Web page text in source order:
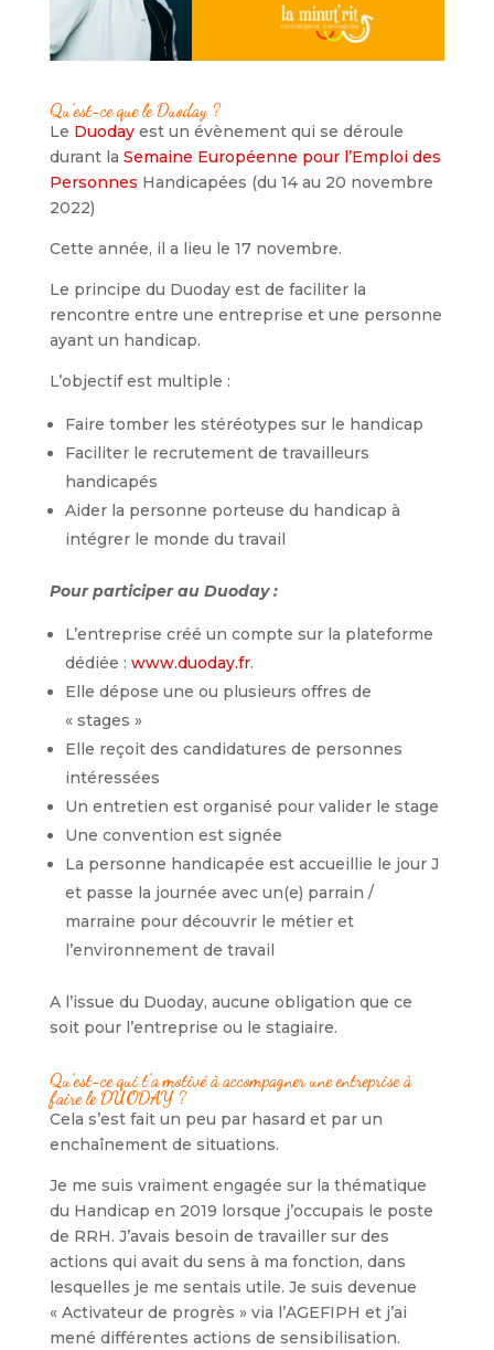
Qu’est-ce que le Duoday ?
Le Duodayest un évènement qui se déroule
durant la Semaine Européenne pour l’Emploi des
Personnes Handicapées (du 14 au 20 novembre
2022)
Cette année, il a lieu le 17 novembre.
Le principe du Duoday est de faciliter la
rencontre entre une entreprise et une personne
ayant un handicap.
L’objectif est multiple :
Faire tomber les stéréotypes sur le handicap
Faciliter le recrutement de travailleurs
handicapés
Aider la personne porteuse du handicap à
intégrer le monde du travail
Pour participer au Duoday :
L’entreprise créé un compte sur la plateforme
dédiée : www.duoday.fr.
Elle dépose une ou plusieurs offres de
« stages »
Elle reçoit des candidatures de personnes
intéressées
Un entretien est organisé pour valider le stage
Une convention est signée
La personne handicapée est accueillie le jour J
et passe la journée avec un(e) parrain /
marraine pour découvrir le métier et
l’environnement de travail
A l’issue du Duoday, aucune obligation que ce
soit pour l’entreprise ou le stagiaire.
Qu’est-ce qui t’a motivé à accompagner une entreprise à
faire le DUODAY ?
Cela s’est fait un peu par hasard et par un
enchaînement de situations.
Je me suis vraiment engagée sur la thématique
du Handicap en 2019 lorsque j’occupais le poste
de RRH. J’avais besoin de travailler sur des
actions qui avait du sens à ma fonction, dans
lesquelles je me sentais utile. Je suis devenue
« Activateur de progrès » via l’AGEFIPH et j’ai
mené différentes actions de sensibilisation.